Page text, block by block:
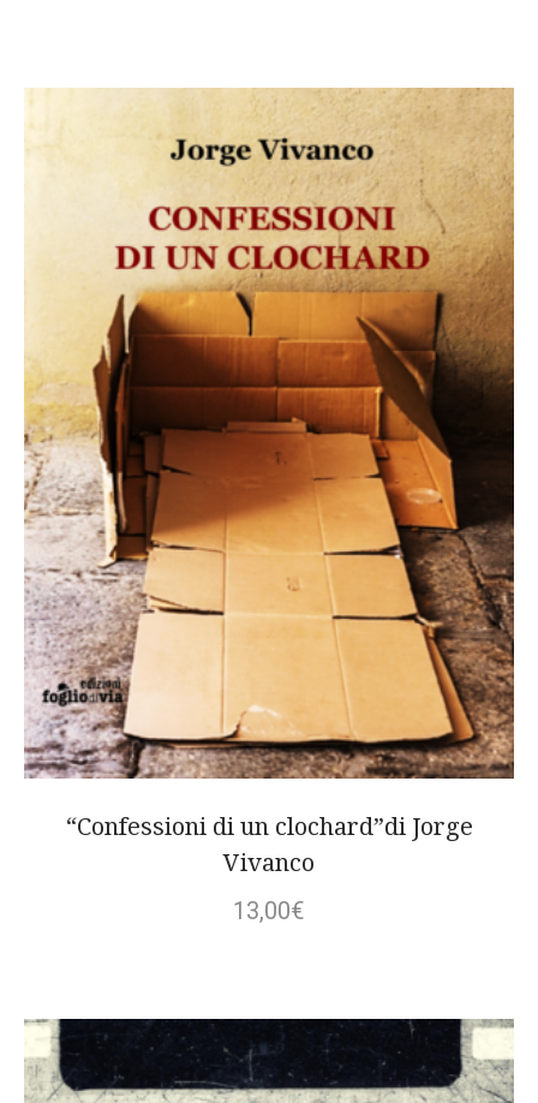
“Confessioni di un clochard”di Jorge
Vivanco
13,00€